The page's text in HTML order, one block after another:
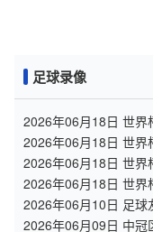
足球录像
2026年06月18日 世界
亚 全场录像
2026年06月18日 世界
像
2026年06月18日 世界
场录像
2026年06月18日 世界
场录像
2026年06月10日 足球
2026年06月09日 中冠